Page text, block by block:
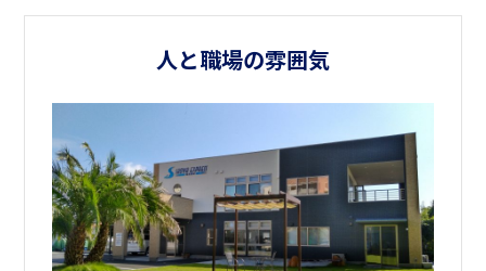
おります。
人と職場の雰囲気